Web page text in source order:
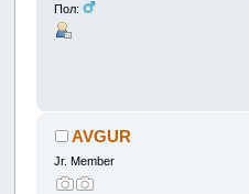
Пол:
AVGUR
Jr. Member